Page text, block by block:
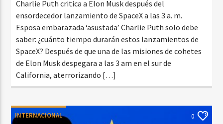
Charlie Puth critica a Elon Musk después del
ensordecedor lanzamiento de SpaceX a las 3 a. m.
Esposa embarazada ‘asustada’ Charlie Puth solo debe
saber: ¿cuánto tiempo durarán estos lanzamientos de
SpaceX? Después de que una de las misiones de cohetes
de Elon Musk despegara a las 3 am en el sur de
California, aterrorizando […]
INTERNACIONAL 0